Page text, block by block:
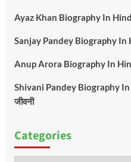
Ayaz Khan Biography In
Sanjay Pandey Biography In
Anup Arora Biography In
Shivani Pandey Biography In
जीवनी
Categories